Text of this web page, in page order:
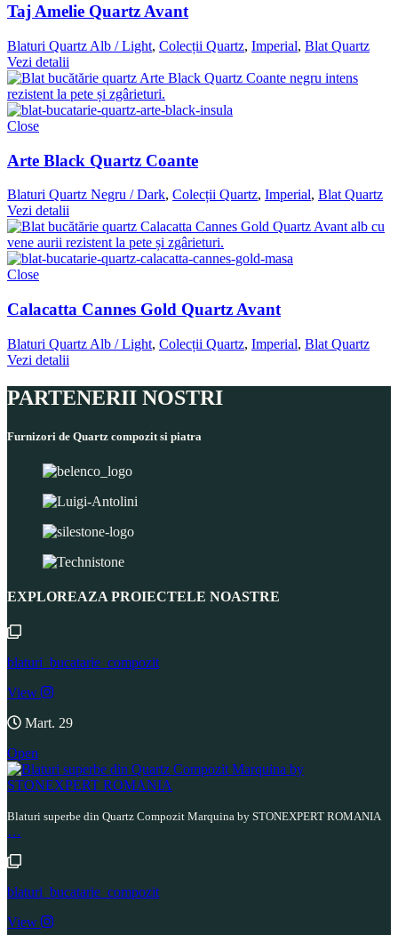
Taj Amelie Quartz Avant
Blaturi Quartz Alb / Light, Colecții Quartz, Imperial, Blat Quartz
Vezi detalii
Close
Arte Black Quartz Coante
Blaturi Quartz Negru / Dark, Colecții Quartz, Imperial, Blat Quartz
Vezi detalii
Close
Calacatta Cannes Gold Quartz Avant
Blaturi Quartz Alb / Light, Colecții Quartz, Imperial, Blat Quartz
Vezi detalii
PARTENERII NOSTRI
Furnizori de Quartz compozit si piatra
EXPLOREAZA PROIECTELE NOASTRE
blaturi_bucatarie_compozit
View
Mart. 29
Open
Blaturi superbe din Quartz Compozit Marquina by STONEXPERT ROMANIA
…
blaturi_bucatarie_compozit
View